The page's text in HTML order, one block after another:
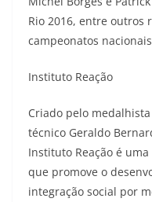
Rio 2016, entre outros
campeonatos
Instituto Reação
Criado pelo
técnico Geraldo
Instituto Reação é
que promove o
integração social por